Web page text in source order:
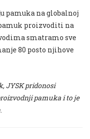
pamuka na globalnoj
proizvoditi na
smatramo sve
80 posto njihove
JYSK pridonosi
pamuka i to je
.